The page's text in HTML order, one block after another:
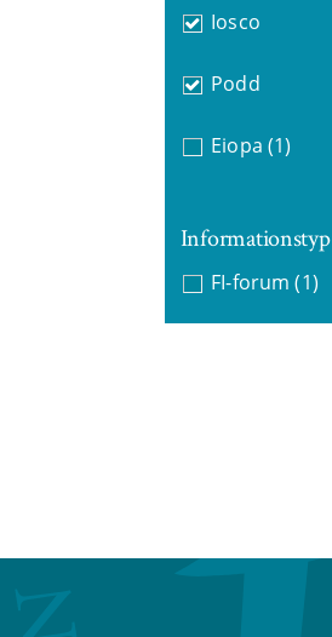
Iosco
Podd
Eiopa (1)
Informationstyp
FI-forum (1)